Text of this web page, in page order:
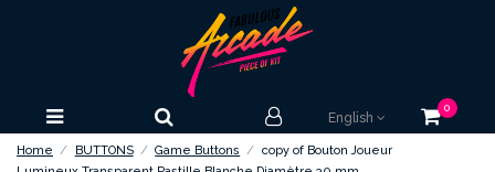
English
0
Home BUTTONS Game Buttons
copy of Bouton Joueur